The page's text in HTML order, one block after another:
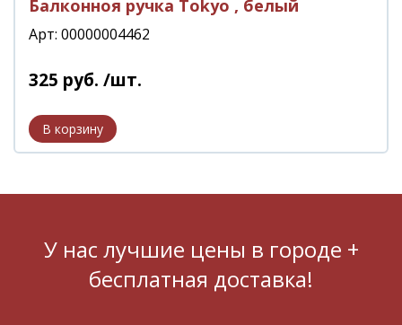
Балконноя ручка Tokyo , белый
Арт: 00000004462
325 руб. /шт.
У нас лучшие цены в городе +
бесплатная доставка!